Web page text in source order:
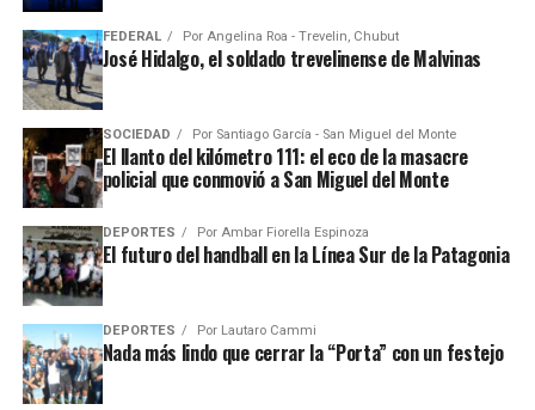
FEDERAL Por Angelina Roa - Trevelin, Chubut
José Hidalgo, el soldado trevelinense de Malvinas
SOCIEDAD Por Santiago García - San Miguel del Monte
El llanto del kilómetro 111: el eco de la masacre
policial que conmovió a San Miguel del Monte
DEPORTES Por Ambar Fiorella Espinoza
El futuro del handball en la Línea Sur de la Patagonia
DEPORTES Por Lautaro Cammi
Nada más lindo que cerrar la “Porta” con un festejo